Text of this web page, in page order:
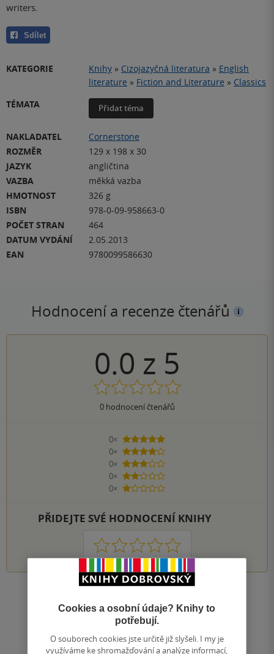
writers.
Sdílet
KATEGORIE Knihy » Cizojazyčná literatura » English
literature » Fiction and Literature » Classics
TÉMATA
Přidat téma
NAKLADATEL
Cornerstone
ROZMĚR
129 x 198 x 30
JAZYK
angličtina
VAZBA
měkká vazba
HMOTNOST
326 g
ISBN
978-0-09-958663-0
POČET STRAN
464
DATUM VYDÁNÍ
2.05.2013
EAN
9780099586630
Hodnocení a recenze čtenářů
0.0 z 5
0hodnocení čtenářů
0×
5 hvězdiček
0×
4 hvězdičky
0×
3 hvězdičky
0×
2 hvězdičky
0×
1 hvezdička
PŘIDEJTE SVÉ HODNOCENÍ KNIHY
1 2 3 4 5
Cookies a osobní údaje? Knihy to
potřebují.
O souborech cookies jste určitě již slyšeli. I my je
využíváme ke shromažďování a analýze informací,